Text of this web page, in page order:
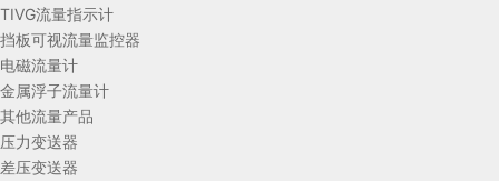
TIVG流量指示计
挡板可视流量监控器
电磁流量计
金属浮子流量计
其他流量产品
压力变送器
差压变送器